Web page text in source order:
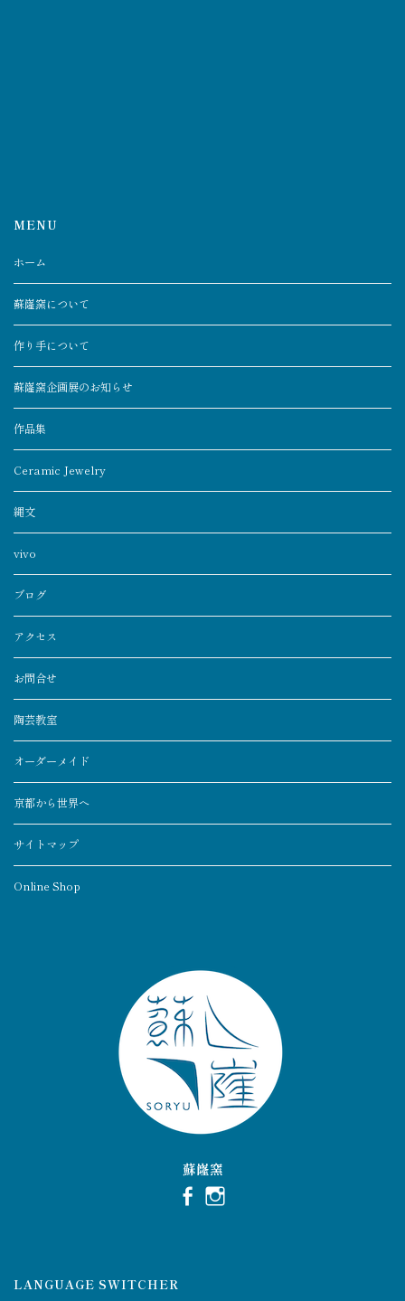
MENU
ホーム
蘇嶐窯について
作り手について
蘇嶐窯企画展のお知らせ
作品集
Ceramic Jewelry
縄文
vivo
ブログ
アクセス
お問合せ
陶芸教室
オーダーメイド
京都から世界へ
サイトマップ
Online Shop
蘇嶐窯
LANGUAGE SWITCHER